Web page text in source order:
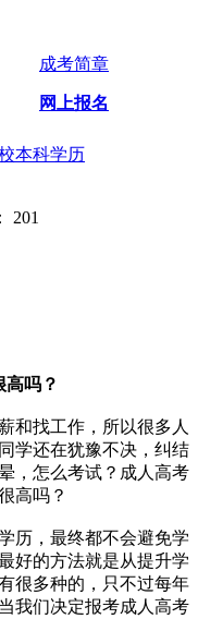
成考简章
网上报名
本科学历
201
高吗？
和找工作，所以很多人
学还在犹豫不决，纠结
，怎么考试？成人高考
高吗？
历，最终都不会避免学
好的方法就是从提升学
很多种的，只不过每年
我们决定报考成人高考